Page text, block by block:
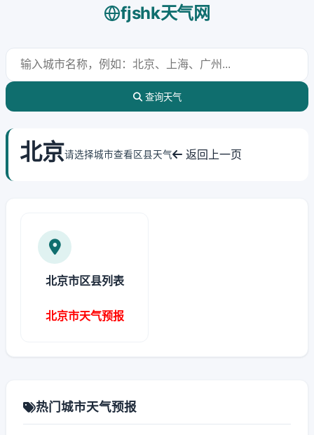
fjshk天气网
查询天气
北京请选择城市查看区县天气 返回上一页
北京市区县列表
北京市天气预报
热门城市天气预报